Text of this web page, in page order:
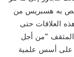
خص به هسبريس من
العلاقات حتى
المثقف “من أجل
على أسس علمية